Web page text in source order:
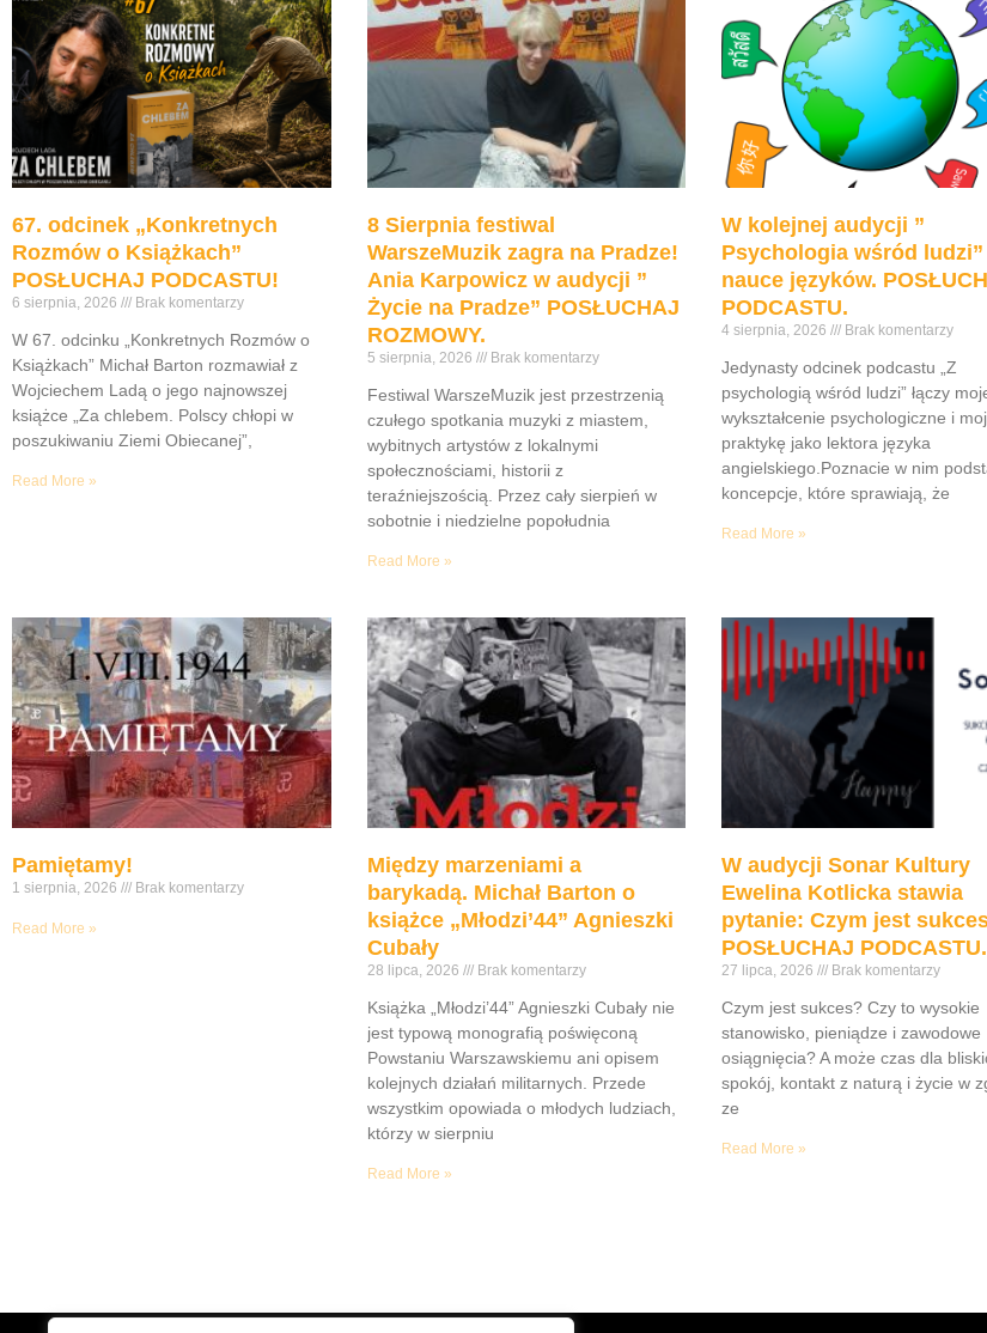
67. odcinek „Konkretnych
Rozmów o Książkach”
POSŁUCHAJ PODCASTU!
6 sierpnia, 2026 Brak komentarzy
W 67. odcinku „Konkretnych Rozmów o
Książkach” Michał Barton rozmawiał z
Wojciechem Ladą o jego najnowszej
książce „Za chlebem. Polscy chłopi w
poszukiwaniu Ziemi Obiecanej”,
Read More »
8 Sierpnia festiwal
WarszeMuzik zagra na Pradze!
Ania Karpowicz w audycji ”
Życie na Pradze” POSŁUCHAJ
ROZMOWY.
5 sierpnia, 2026 Brak komentarzy
Festiwal WarszeMuzik jest przestrzenią
czułego spotkania muzyki z miastem,
wybitnych artystów z lokalnymi
społecznościami, historii z
teraźniejszością. Przez cały sierpień w
sobotnie i niedzielne popołudnia
Read More »
W kolejnej audycji ”
Psychologia wśród
nauce języków.
PODCASTU.
4 sierpnia, 2026 Brak komentarzy
Jedynasty odcinek podcastu „Z
psychologią wśród ludzi” łączy
wykształcenie psychologiczne i
praktykę jako lektora języka
angielskiego.Poznacie w nim
koncepcje, które sprawiają, że
Read More »
Pamiętamy!
1 sierpnia, 2026 Brak komentarzy
Read More »
Między marzeniami a
barykadą. Michał Barton o
książce „Młodzi’44” Agnieszki
Cubały
28 lipca, 2026 Brak komentarzy
Książka „Młodzi’44” Agnieszki Cubały nie
jest typową monografią poświęconą
Powstaniu Warszawskiemu ani opisem
kolejnych działań militarnych. Przede
wszystkim opowiada o młodych ludziach,
którzy w sierpniu
Read More »
W audycji Sonar Kultury
Ewelina Kotlicka stawia
pytanie: Czym jest
POSŁUCHAJ PODCASTU.
27 lipca, 2026 Brak komentarzy
Czym jest sukces? Czy to wysokie
stanowisko, pieniądze i zawodowe
osiągnięcia? A może czas dla
spokój, kontakt z naturą i życie w
ze
Read More »